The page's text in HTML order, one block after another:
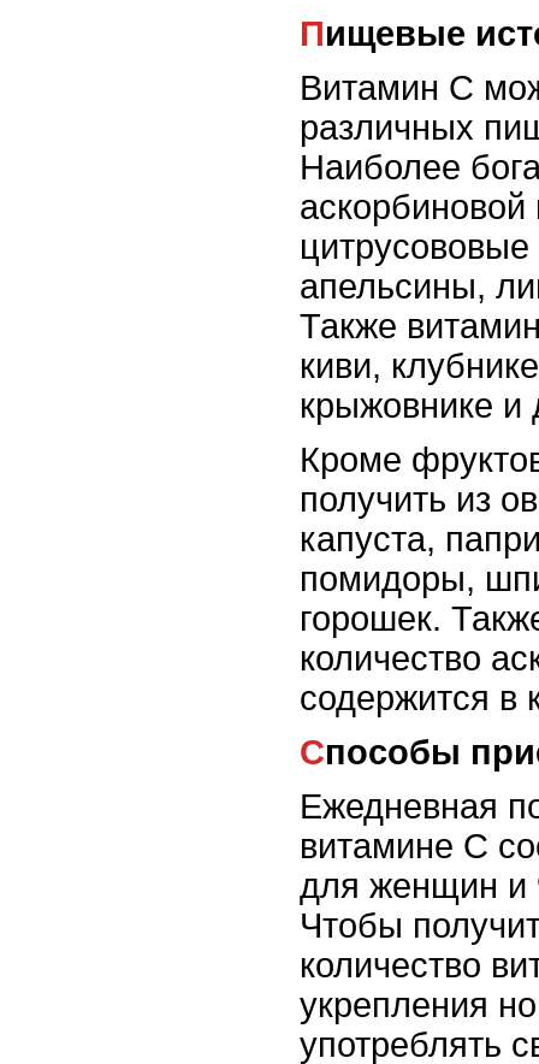
Пищевые
Витамин С
различных
Наиболее
апельсины,
Также
киви,
крыжовнике и
Кроме
получить из
капуста,
помидоры,
горошек.
количество
содержится в
Способы
Ежедневная
витамине С
для женщин и
Чтобы
количество
укрепления
употреблять